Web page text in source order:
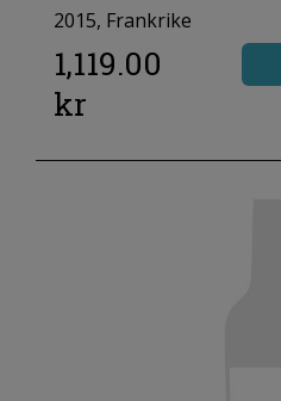
2015, Frankrike
1,119.00
kr